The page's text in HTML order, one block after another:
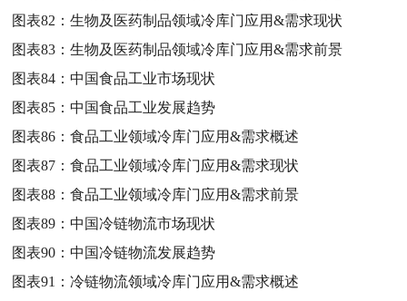
图表82：生物及医药制品领域冷库门应用&需求现状
图表83：生物及医药制品领域冷库门应用&需求前景
图表84：中国食品工业市场现状
图表85：中国食品工业发展趋势
图表86：食品工业领域冷库门应用&需求概述
图表87：食品工业领域冷库门应用&需求现状
图表88：食品工业领域冷库门应用&需求前景
图表89：中国冷链物流市场现状
图表90：中国冷链物流发展趋势
图表91：冷链物流领域冷库门应用&需求概述